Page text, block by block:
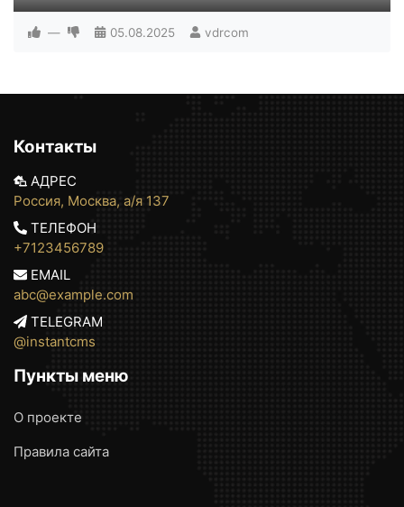
Фотографии из коллекции сайта deviantart.com
— 05.08.2025 vdrcom
Контакты
АДРЕС
Россия, Москва, а/я 137
ТЕЛЕФОН
+7123456789
EMAIL
abc@example.com
TELEGRAM
@instantcms
Пункты меню
О проекте
Правила сайта